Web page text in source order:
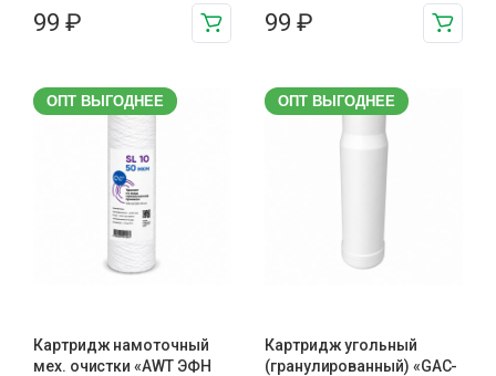
99 ₽ 99 ₽
ОПТ ВЫГОДНЕЕ
Картридж намоточный
мех. очистки «AWT ЭФН
ОПТ ВЫГОДНЕЕ
Картридж угольный
(гранулированный) «GAC-